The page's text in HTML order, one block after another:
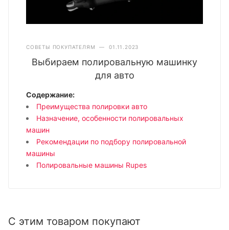
СОВЕТЫ ПОКУПАТЕЛЯМ — 01.11.2023
Выбираем полировальную машинку
для авто
Содержание:
Преимущества полировки авто
Назначение, особенности полировальных
машин
Рекомендации по подбору полировальной
машины
Полировальные машины Rupes
С этим товаром покупают